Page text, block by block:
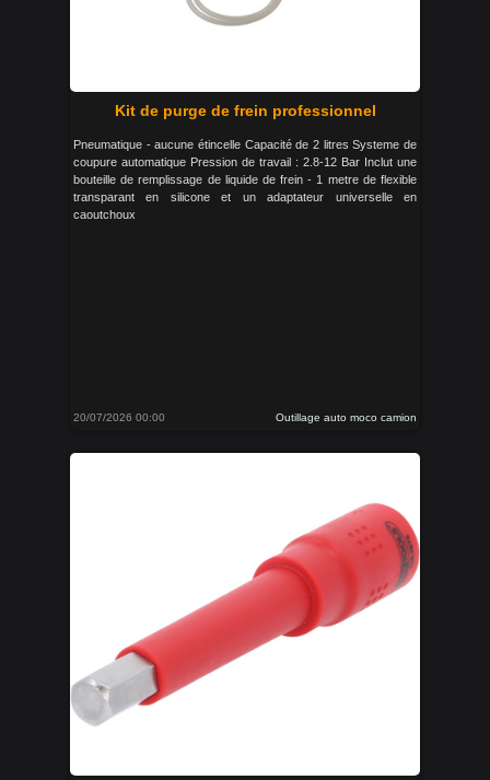
Kit de purge de frein professionnel
Pneumatique - aucune étincelle Capacité de 2 litres Systeme de
coupure automatique Pression de travail : 2.8-12 Bar Inclut une
bouteille de remplissage de liquide de frein - 1 metre de flexible
transparant en silicone et un adaptateur universelle en
caoutchoux
20/07/2026 00:00 Outillage auto moco camion